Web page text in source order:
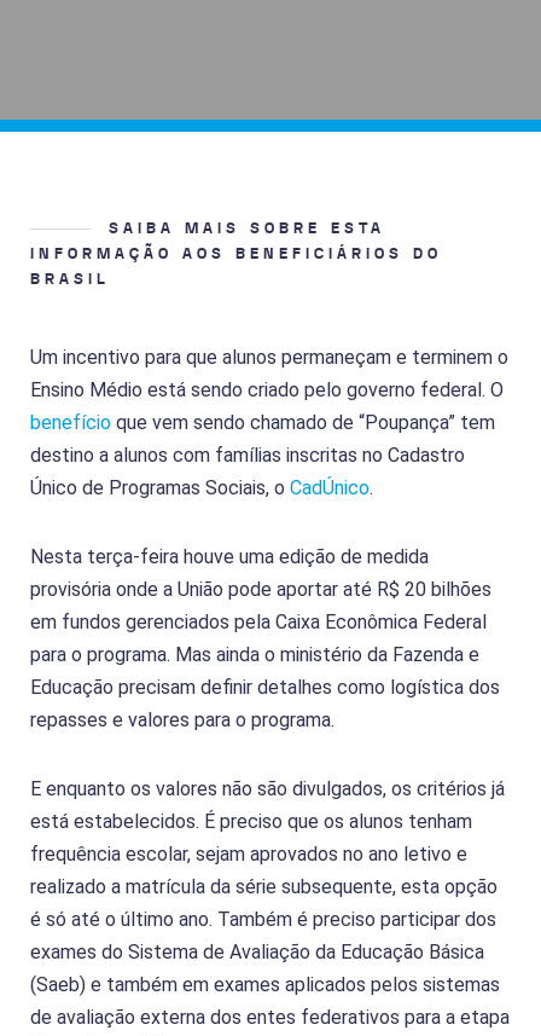
SAIBA MAIS SOBRE ESTA
INFORMAÇÃO AOS BENEFICIÁRIOS DO
BRASIL
Um incentivo para que alunos permaneçam e terminem o
Ensino Médio está sendo criado pelo governo federal. O
benefício que vem sendo chamado de “Poupança” tem
destino a alunos com famílias inscritas no Cadastro
Único de Programas Sociais, o CadÚnico.
Nesta terça-feira houve uma edição de medida
provisória onde a União pode aportar até R$ 20 bilhões
em fundos gerenciados pela Caixa Econômica Federal
para o programa. Mas ainda o ministério da Fazenda e
Educação precisam definir detalhes como logística dos
repasses e valores para o programa.
E enquanto os valores não são divulgados, os critérios já
está estabelecidos. É preciso que os alunos tenham
frequência escolar, sejam aprovados no ano letivo e
realizado a matrícula da série subsequente, esta opção
é só até o último ano. Também é preciso participar dos
exames do Sistema de Avaliação da Educação Básica
(Saeb) e também em exames aplicados pelos sistemas
de avaliação externa dos entes federativos para a etapa